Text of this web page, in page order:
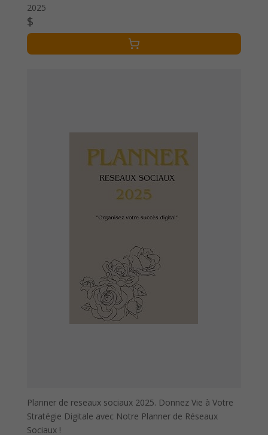
2025
$
Planner de reseaux sociaux 2025. Donnez Vie à Votre
Stratégie Digitale avec Notre Planner de Réseaux
Sociaux !